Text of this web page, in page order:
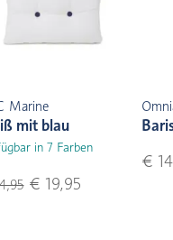
Marine
mit blau
in 7 Farben
€ 19,95
€